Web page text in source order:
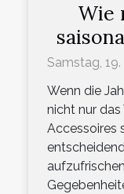
Wie
Samstag,
Wenn die
nicht nur das
Accessoires